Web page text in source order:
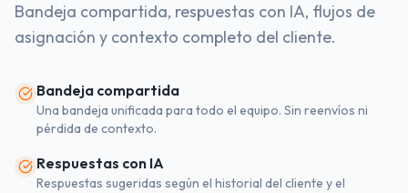
Bandeja compartida, respuestas con IA, flujos de
asignación y contexto completo del cliente.
Bandeja compartida
Una bandeja unificada para todo el equipo. Sin reenvíos ni
pérdida de contexto.
Respuestas con IA
Respuestas sugeridas según el historial del cliente y el